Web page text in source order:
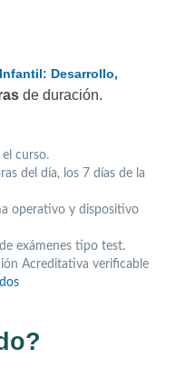
Desarrollo,
de duración.
el curso.
del día, los 7 días de la
operativo y dispositivo
exámenes tipo test.
Acreditativa verificable